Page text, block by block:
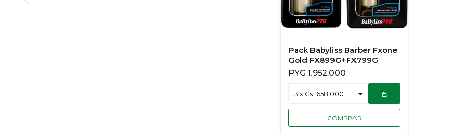
Pack Babyliss Barber Fxone
Gold FX899G+FX799G
PYG 1.952.000